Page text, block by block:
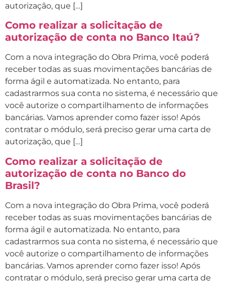
autorização, que […]
Como realizar a solicitação de
autorização de conta no Banco Itaú?
Com a nova integração do Obra Prima, você poderá
receber todas as suas movimentações bancárias de
forma ágil e automatizada. No entanto, para
cadastrarmos sua conta no sistema, é necessário que
você autorize o compartilhamento de informações
bancárias. Vamos aprender como fazer isso! Após
contratar o módulo, será preciso gerar uma carta de
autorização, que […]
Como realizar a solicitação de
autorização de conta no Banco do
Brasil?
Com a nova integração do Obra Prima, você poderá
receber todas as suas movimentações bancárias de
forma ágil e automatizada. No entanto, para
cadastrarmos sua conta no sistema, é necessário que
você autorize o compartilhamento de informações
bancárias. Vamos aprender como fazer isso! Após
contratar o módulo, será preciso gerar uma carta de